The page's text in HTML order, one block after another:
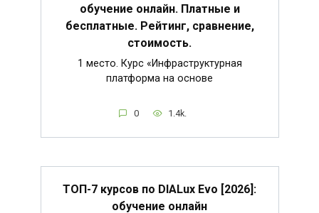
обучение онлайн. Платные и
бесплатные. Рейтинг, сравнение,
стоимость.
1 место. Курс «Инфраструктурная
платформа на основе
0 1.4k.
ТОП-7 курсов по DIALux Evo [2026]:
обучение онлайн